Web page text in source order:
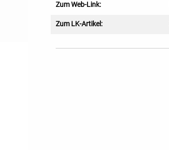
Zum Web-Link:
Zum LK-Artikel: